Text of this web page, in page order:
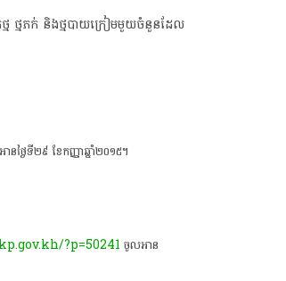
ថ្មភក់ និង​ថ្មបាយក្រៀមមួយចំនួនដែល
នថ្ងៃទី២៩ ខែកញ្ញា​ឆ្នាំ​២០១៥។
?p=50241 ចូលអាន